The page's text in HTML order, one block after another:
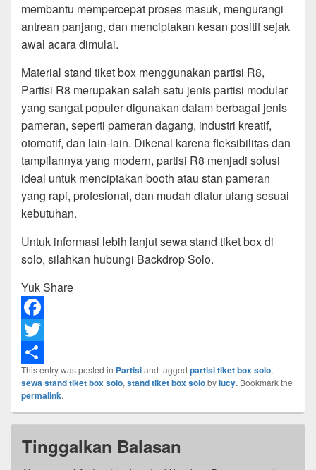
membantu mempercepat proses masuk, mengurangi
antrean panjang, dan menciptakan kesan positif sejak
awal acara dimulai.
Material stand tiket box menggunakan partisi R8,
Partisi R8 merupakan salah satu jenis partisi modular
yang sangat populer digunakan dalam berbagai jenis
pameran, seperti pameran dagang, industri kreatif,
otomotif, dan lain-lain. Dikenal karena fleksibilitas dan
tampilannya yang modern, partisi R8 menjadi solusi
ideal untuk menciptakan booth atau stan pameran
yang rapi, profesional, dan mudah diatur ulang sesuai
kebutuhan.
Untuk informasi lebih lanjut sewa stand tiket box di
solo, silahkan hubungi Backdrop Solo.
Yuk Share
F
a
c
e
o
T
w
i
t
S
h
r
This entry was posted in Partisiand tagged partisi tiket box solo,
sewa stand tiket box solo, stand tiket box solobylucy. Bookmark the
permalink.
Tinggalkan Balasan